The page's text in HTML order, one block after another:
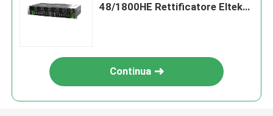
48/1800HE Rettificatore Eltek
Continua